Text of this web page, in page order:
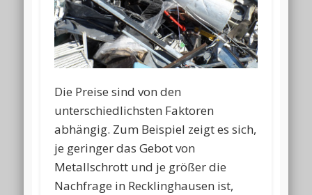
Die Preise sind von den
unterschiedlichsten Faktoren
abhängig. Zum Beispiel zeigt es sich,
je geringer das Gebot von
Metallschrott und je größer die
Nachfrage in Recklinghausen ist,